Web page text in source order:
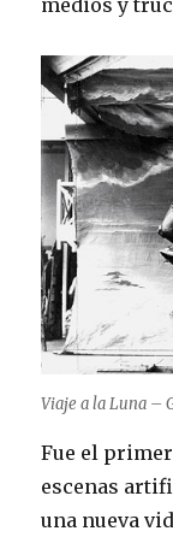
medios y
Viaje a la Luna –
Fue el
escenas
una nueva